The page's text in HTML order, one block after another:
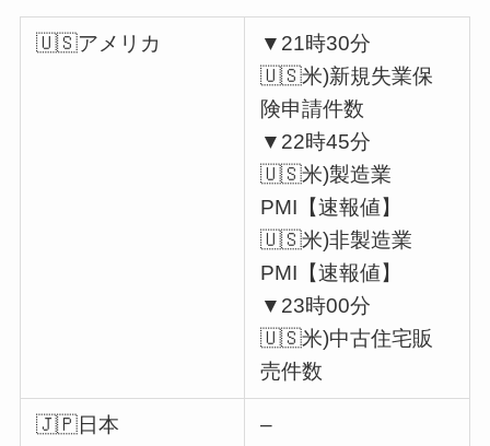
🇺🇸アメリカ
▼21時30分
🇺🇸米)新規失業保
険申請件数
▼22時45分
🇺🇸米)製造業
PMI【速報値】
🇺🇸米)非製造業
PMI【速報値】
▼23時00分
🇺🇸米)中古住宅販
売件数
🇯🇵日本 –